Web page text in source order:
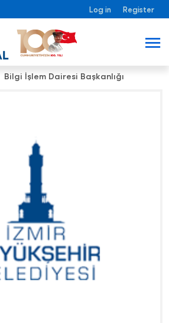
Log in Register
Bilgi İşlem Dairesi Başkanlığı